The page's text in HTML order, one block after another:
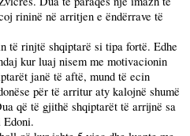
rininë në arritjen e ëndërrave të
të rinjtë shqiptarë si tipa fortë. Edhe
kur luaj nisem me motivacionin
janë të aftë, mund të ecin
për të arritur aty kalojnë shumë
që të gjithë shqiptarët të arrijnë sa
Edoni.